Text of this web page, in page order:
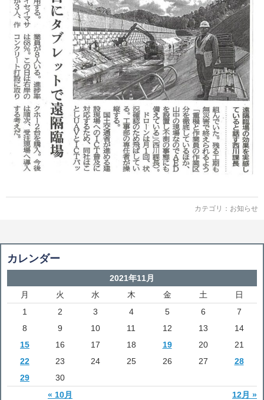
カテゴリ： お知らせ
カレンダー
2021年11月
月
火 水 木 金 土 日
« 10月 12月 »
1 2 3 4 5 6
7
8
9 10 11 12 13
14
15
16 17 18 19 20
21
22
23 24 25 26 27
28
29
30